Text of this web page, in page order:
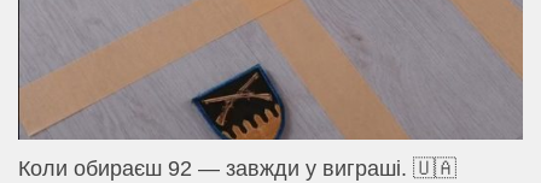
Коли обираєш 92 — завжди у виграші. 🇺🇦